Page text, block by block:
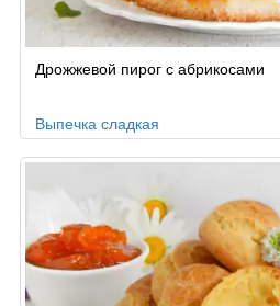
Дрожжевой пирог с абрикосами
Выпечка сладкая